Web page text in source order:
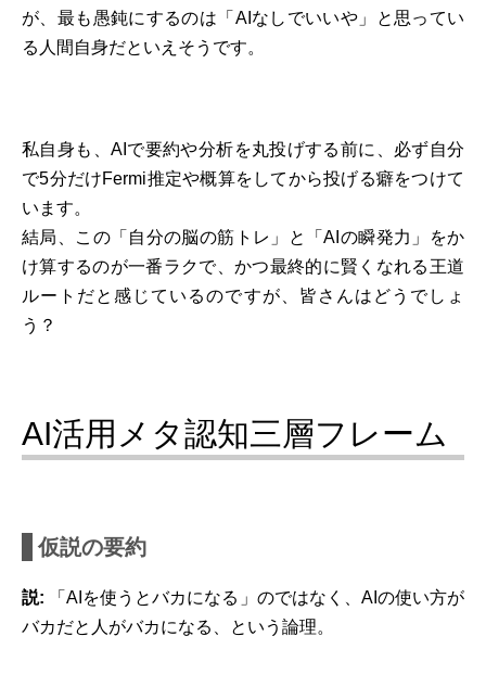
が、最も愚鈍にするのは「AIなしでいいや」と思ってい
る人間自身だといえそうです。
私自身も、AIで要約や分析を丸投げする前に、必ず自分
で5分だけFermi推定や概算をしてから投げる癖をつけて
います。
結局、この「自分の脳の筋トレ」と「AIの瞬発力」をか
け算するのが一番ラクで、かつ最終的に賢くなれる王道
ルートだと感じているのですが、皆さんはどうでしょ
う？
AI活用メタ認知三層フレーム
仮説の要約
説: 「AIを使うとバカになる」のではなく、AIの使い方が
バカだと人がバカになる、という論理。